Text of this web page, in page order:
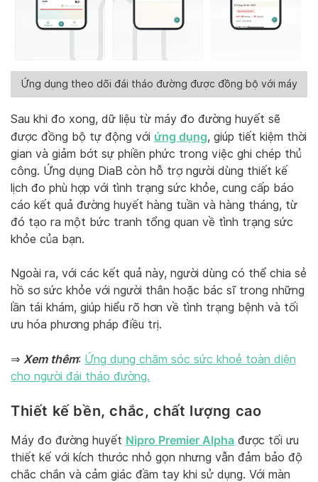
Ứng dụng theo dõi đái tháo đường được đồng bộ với máy
Sau khi đo xong, dữ liệu từ máy đo đường huyết sẽ
được đồng bộ tự động với ứng dụng, giúp tiết kiệm thời
gian và giảm bớt sự phiền phức trong việc ghi chép thủ
công. Ứng dụng DiaB còn hỗ trợ người dùng thiết kế
lịch đo phù hợp với tình trạng sức khỏe, cung cấp báo
cáo kết quả đường huyết hàng tuần và hàng tháng, từ
đó tạo ra một bức tranh tổng quan về tình trạng sức
khỏe của bạn.
Ngoài ra, với các kết quả này, người dùng có thể chia sẻ
hồ sơ sức khỏe với người thân hoặc bác sĩ trong những
lần tái khám, giúp hiểu rõ hơn về tình trạng bệnh và tối
ưu hóa phương pháp điều trị.
⇒ Xem thêm: Ứng dụng chăm sóc sức khoẻ toàn diện
cho người đái tháo đường.
Thiết kế bền, chắc, chất lượng cao
Máy đo đường huyết Nipro Premier Alpha được tối ưu
thiết kế với kích thước nhỏ gọn nhưng vẫn đảm bảo độ
chắc chắn và cảm giác đầm tay khi sử dụng. Với màn